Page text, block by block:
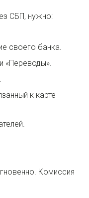
СБП, нужно:
своего банка.
«Переводы».
к карте
Комиссия